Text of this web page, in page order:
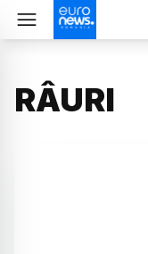
RÂURI